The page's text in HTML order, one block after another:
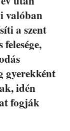
valóban
a szent
gyerekként
idén
fogják